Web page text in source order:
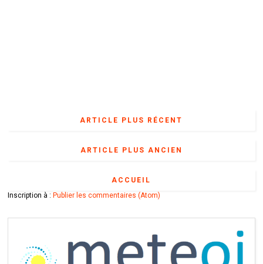
ARTICLE PLUS RÉCENT
ARTICLE PLUS ANCIEN
ACCUEIL
Inscription à :Publier les commentaires (Atom)